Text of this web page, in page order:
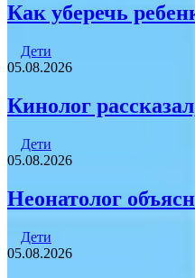
Как уберечь
Дети
05.08.2026
Кинолог
Дети
05.08.2026
Неонатолог
Дети
05.08.2026